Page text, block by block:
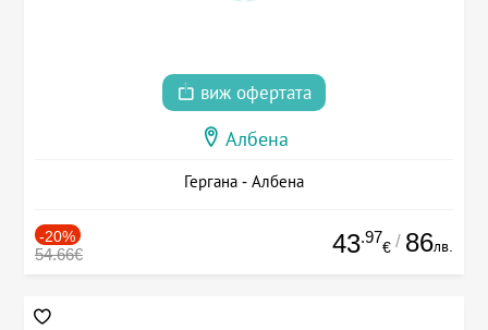
виж офертата
Албена
Гергана - Албена
-20%
54.66€ 43.97
€ / 86лв.